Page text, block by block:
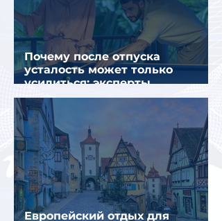
Почему после отпуска
усталость может только
усилиться: эксперты
объяснили причины
Европейский отдых для